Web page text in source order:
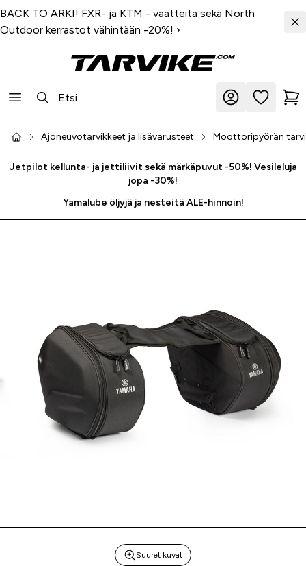
BACK TO ARKI! FXR- ja KTM - vaatteita sekä North
Outdoor kerrastot vähintään -20%! ›
Ajoneuvotarvikkeet ja lisävarusteet Moottoripyörän
Jetpilot kellunta- ja jettiliivit sekä märkäpuvut -50%! Vesileluja
jopa -30%!
Yamalube öljyjä ja nesteitä ALE-hinnoin!
Suuret kuvat